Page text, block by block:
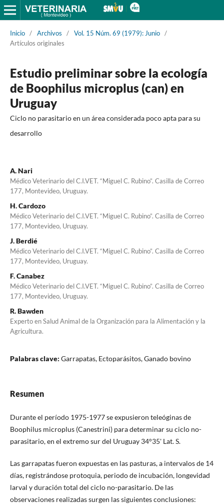
Inicio / Archivos / Vol. 15 Núm. 69 (1979): Junio /
Artículos originales
Estudio preliminar sobre la ecología
de Boophilus microplus (can) en
Uruguay
Ciclo no parasitario en un área considerada poco apta para su
desarrollo
A. Nari
Médico Veterinario del C.I.VET. “Miguel C. Rubino”. Casilla de Correo
177, Montevideo, Uruguay.
H. Cardozo
Médico Veterinario del C.I.VET. “Miguel C. Rubino”. Casilla de Correo
177, Montevideo, Uruguay.
J. Berdié
Médico Veterinario del C.I.VET. “Miguel C. Rubino”. Casilla de Correo
177, Montevideo, Uruguay.
F. Canabez
Médico Veterinario del C.I.VET. “Miguel C. Rubino”. Casilla de Correo
177, Montevideo, Uruguay.
R. Bawden
Experto en Salud Animal de la Organización para la Alimentación y la
Agricultura.
Palabras clave: Garrapatas, Ectoparásitos, Ganado bovino
Resumen
Durante el período 1975-1977 se expusieron teleóginas de
Boophilus microplus (Canestrini) para determinar su ciclo no-
parasitario, en el extremo sur del Uruguay 34°35' Lat. S.
Las garrapatas fueron expuestas en las pasturas, a intervalos de 14
días, registrándose protoquia, periodo de incubación, longevidad
larval y duración total del ciclo no-parasitario. De las
observaciones realizadas surgen las siguientes conclusiones: